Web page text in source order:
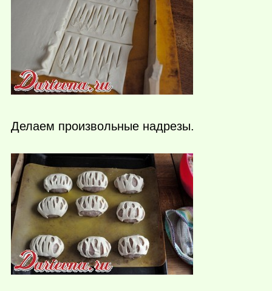
Делаем произвольные надрезы.